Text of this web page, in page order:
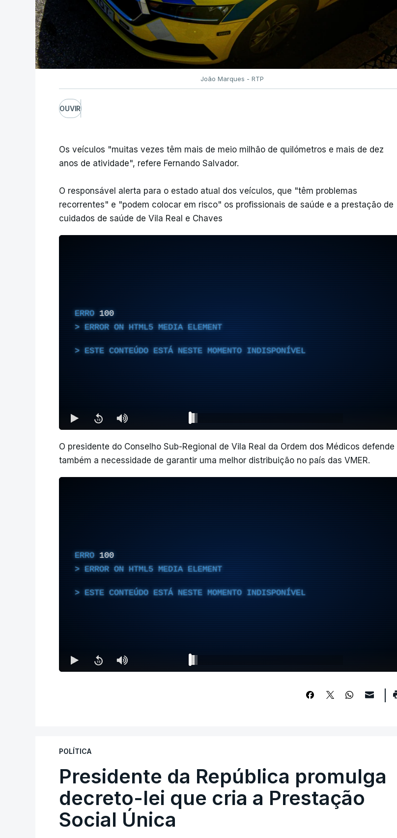
João Marques - RTP
OUVIR
Os veículos "muitas vezes têm mais de meio milhão de quilómetros e mais de dez
anos de atividade", refere Fernando Salvador.
O responsável alerta para o estado atual dos veículos, que "têm problemas
recorrentes" e "podem colocar em risco" os profissionais de saúde e a prestação de
cuidados de saúde de Vila Real e Chaves
ERRO 100
ERROR ON HTML5 MEDIA ELEMENT
ESTE CONTEÚDO ESTÁ NESTE MOMENTO INDISPONÍVEL
O presidente do Conselho Sub-Regional de Vila Real da Ordem dos Médicos defende
também a necessidade de garantir uma melhor distribuição no país das VMER.
ERRO 100
ERROR ON HTML5 MEDIA ELEMENT
ESTE CONTEÚDO ESTÁ NESTE MOMENTO INDISPONÍVEL
POLÍTICA
Presidente da República promulga
decreto-lei que cria a Prestação
Social Única